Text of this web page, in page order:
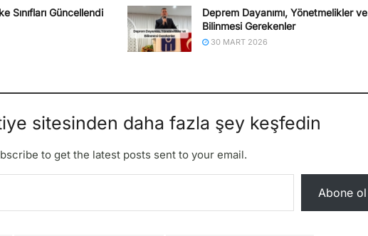
Sınıfları Güncellendi
Deprem Dayanımı, Yönetmelikler ve
Bilinmesi Gerekenler
30 MART 2026
sitesinden daha fazla şey keşfedin
to get the latest posts sent to your email.
Abone ol